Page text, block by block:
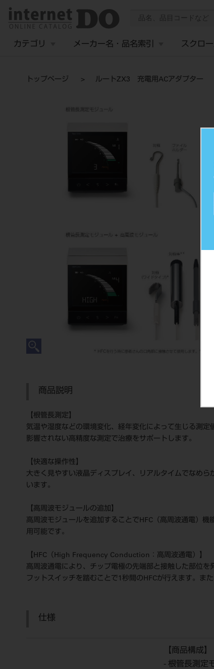
カテゴリ メーカー名・品名索引 スクロ
トップページ ルートZX3 充電用ACアダプター
商品説明
【根管長測定】
気温や湿度などの環境変化、経年変化によって生じる測
影響されない高精度な測定で治療をサポートします。
【快適な操作性】
大きく見やすい液晶ディスプレイ、リアルタイムでなめ
います。
【高周波モジュールの追加】
高周波モジュールを追加することでHFC（高周波通電）
用可能です。
【HFC（High Frequency Conduction：高周波通電）】
高周波通電により、チップ電極の先端部と接触した部位
フットスイッチを踏むことで1秒間のHFCが行えます。ま
仕様
【商品構成】
- 根管長測定